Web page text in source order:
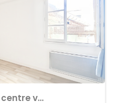
Achat Appartement centre ville